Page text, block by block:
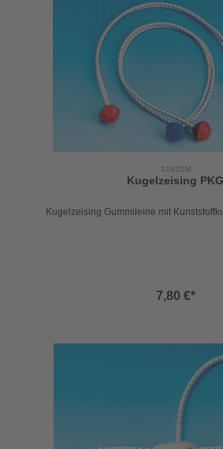
31422M
Kugelzeising PKG
Kugelzeising Gummileine mit
7,80 €*